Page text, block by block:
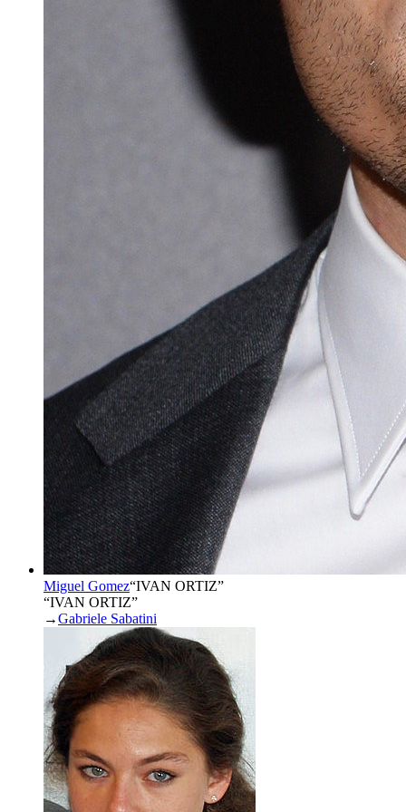
Miguel Gomez“IVAN ORTIZ”
“IVAN ORTIZ”
→Gabriele Sabatini